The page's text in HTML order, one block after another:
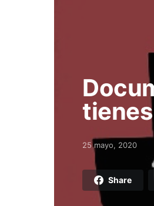
Posted on
25 mayo, 2020
Share